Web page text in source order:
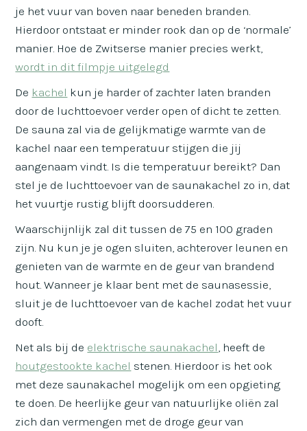
je het vuur van boven naar beneden branden.
Hierdoor ontstaat er minder rook dan op de ‘normale’
manier. Hoe de Zwitserse manier precies werkt,
wordt in dit filmpje uitgelegd
De kachel kun je harder of zachter laten branden
door de luchttoevoer verder open of dicht te zetten.
De sauna zal via de gelijkmatige warmte van de
kachel naar een temperatuur stijgen die jij
aangenaam vindt. Is die temperatuur bereikt? Dan
stel je de luchttoevoer van de saunakachel zo in, dat
het vuurtje rustig blijft doorsudderen.
Waarschijnlijk zal dit tussen de 75 en 100 graden
zijn. Nu kun je je ogen sluiten, achterover leunen en
genieten van de warmte en de geur van brandend
hout. Wanneer je klaar bent met de saunasessie,
sluit je de luchttoevoer van de kachel zodat het vuur
dooft.
Net als bij de elektrische saunakachel , heeft de
houtgestookte kachel stenen. Hierdoor is het ook
met deze saunakachel mogelijk om een opgieting
te doen. De heerlijke geur van natuurlijke oliën zal
zich dan vermengen met de droge geur van